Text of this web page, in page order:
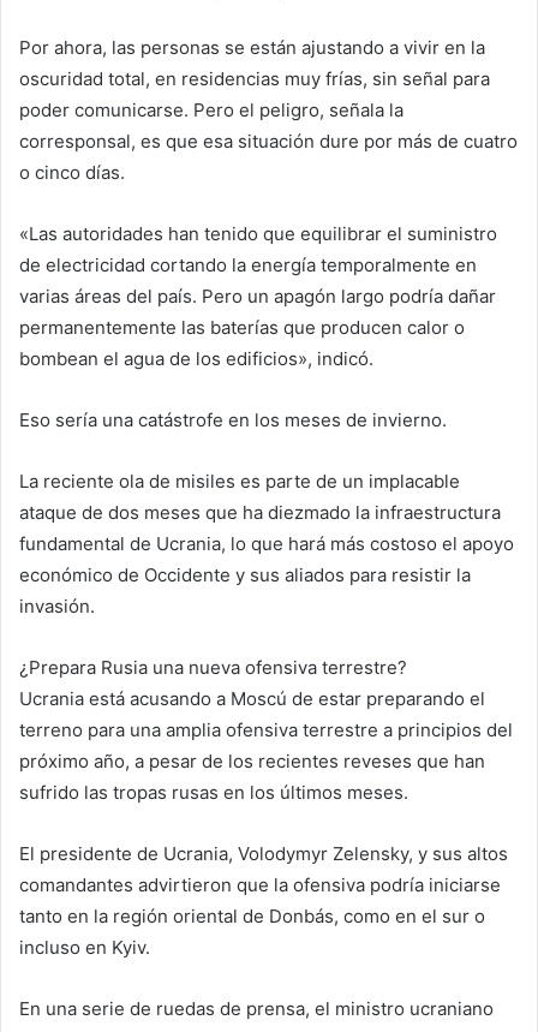
Por ahora, las personas se están ajustando a vivir en la
oscuridad total, en residencias muy frías, sin señal para
poder comunicarse. Pero el peligro, señala la
corresponsal, es que esa situación dure por más de cuatro
o cinco días.
«Las autoridades han tenido que equilibrar el suministro
de electricidad cortando la energía temporalmente en
varias áreas del país. Pero un apagón largo podría dañar
permanentemente las baterías que producen calor o
bombean el agua de los edificios», indicó.
Eso sería una catástrofe en los meses de invierno.
La reciente ola de misiles es parte de un implacable
ataque de dos meses que ha diezmado la infraestructura
fundamental de Ucrania, lo que hará más costoso el apoyo
económico de Occidente y sus aliados para resistir la
invasión.
¿Prepara Rusia una nueva ofensiva terrestre?
Ucrania está acusando a Moscú de estar preparando el
terreno para una amplia ofensiva terrestre a principios del
próximo año, a pesar de los recientes reveses que han
sufrido las tropas rusas en los últimos meses.
El presidente de Ucrania, Volodymyr Zelensky, y sus altos
comandantes advirtieron que la ofensiva podría iniciarse
tanto en la región oriental de Donbás, como en el sur o
incluso en Kyiv.
En una serie de ruedas de prensa, el ministro ucraniano